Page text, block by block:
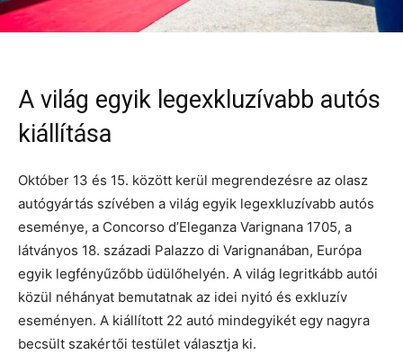
A világ egyik legexkluzívabb autós
kiállítása
Október 13 és 15. között kerül megrendezésre az olasz
autógyártás szívében a világ egyik legexkluzívabb autós
eseménye, a Concorso d’Eleganza Varignana 1705, a
látványos 18. századi Palazzo di Varignanában, Európa
egyik legfényűzőbb üdülőhelyén. A világ legritkább autói
közül néhányat bemutatnak az idei nyitó és exkluzív
eseményen. A kiállított 22 autó mindegyikét egy nagyra
becsült szakértői testület választja ki.